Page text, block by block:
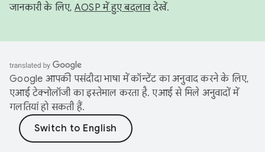
जानकारी के लिए, AOSP में हुए बदलावदेखें.
Google आपकी पसंदीदा भाषा में कॉन्टेंट का अनुवाद करने के लिए,
एआई टेक्नोलॉजी का इस्तेमाल करता है. एआई से मिले अनुवादों में
गलतियां हो सकती हैं.